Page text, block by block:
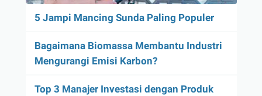
5 Jampi Mancing Sunda Paling Populer
Bagaimana Biomassa Membantu Industri
Mengurangi Emisi Karbon?
Top 3 Manajer Investasi dengan Produk